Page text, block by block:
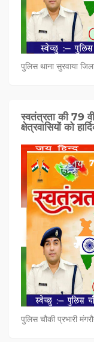
पुलिस थाना सुरवाया
स्वतंत्रता की 79
क्षेत्रवासियों को
पुलिस चौकी प्रभारी